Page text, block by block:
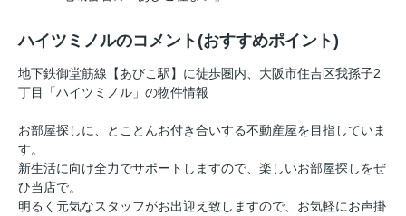
ハイツミノルのコメント(おすすめポイント)
地下鉄御堂筋線【あびこ駅】に徒歩圏内、大阪市住吉区我孫子2
丁目「ハイツミノル」の物件情報
お部屋探しに、とことんお付き合いする不動産屋を目指していま
す。
新生活に向け全力でサポートしますので、楽しいお部屋探しをぜ
ひ当店で。
明るく元気なスタッフがお出迎え致しますので、お気軽にお声掛